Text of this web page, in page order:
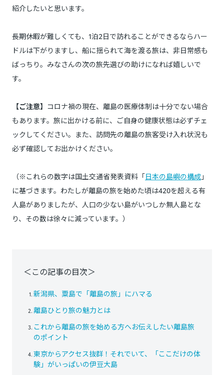
紹介したいと思います。
長期休暇が難しくても、1泊2日で訪れることができるならハー
ドルは下がりますし、船に揺られて海を渡る旅は、非日常感も
ばっちり。みなさんの次の旅先選びの助けになれば嬉しいで
す。
【ご注意】 コロナ禍の現在、離島の医療体制は十分でない場合
もあります。旅に出かける前に、ご自身の健康状態は必ずチェ
ックしてください。また、訪問先の離島の旅客受け入れ状況も
必ず確認してお出かけください。
（※これらの数字は国土交通省発表資料「日本の島嶼の構成 」
に基づきます。わたしが離島の旅を始めた頃は420を超える有
人島がありましたが、人口の少ない島がいつしか無人島とな
り、その数は徐々に減っています。）
＜この記事の目次＞
新潟県、粟島で「離島の旅」にハマる
離島ひとり旅の魅力とは
これから離島の旅を始める方へお伝えしたい離島旅
のポイント
東京からアクセス抜群！それでいて、「ここだけの体
験」がいっぱいの伊豆大島